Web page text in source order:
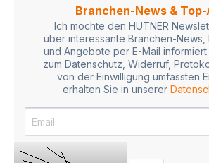
Branchen-News &
Ich möchte den HUTNER
über interessante Branchen-
und Angebote per E-Mail
zum Datenschutz, Widerruf,
von der Einwilligung umfassten
erhalten Sie in unserer